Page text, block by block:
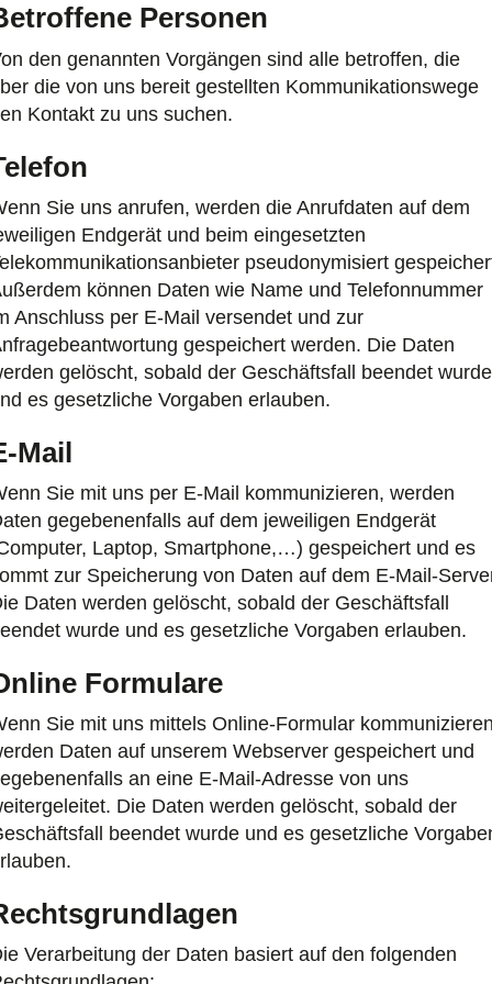
Personen
den genannten Vorgängen sind alle betroffen, die
die von uns bereit gestellten Kommunikationswege
Kontakt zu uns suchen.
Sie uns anrufen, werden die Anrufdaten auf dem
Endgerät und beim eingesetzten
pseudonymisiert
können Daten wie Name und Telefonnummer
Anschluss per E-Mail versendet und zur
gespeichert werden. Die Daten
gelöscht, sobald der Geschäftsfall beendet wurde
es gesetzliche Vorgaben erlauben.
Mail
Sie mit uns per E-Mail kommunizieren, werden
gegebenenfalls auf dem jeweiligen Endgerät
Laptop, Smartphone,…) gespeichert und es
zur Speicherung von Daten auf dem E-Mail-
Daten werden gelöscht, sobald der Geschäftsfall
wurde und es gesetzliche Vorgaben erlauben.
Formulare
Sie mit uns mittels Online-Formular
Daten auf unserem Webserver gespeichert und
an eine E-Mail-Adresse von uns
Die Daten werden gelöscht, sobald der
beendet wurde und es gesetzliche
Verarbeitung der Daten basiert auf den folgenden